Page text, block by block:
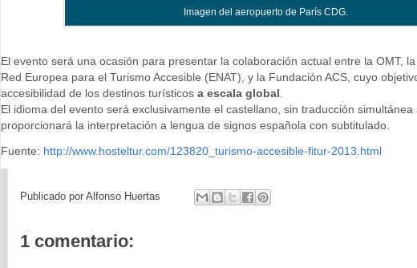
Imagen del aeropuerto de París CDG.
El evento será una ocasión para presentar la colaboración actual entre la OMT,
Red Europea para el Turismo Accesible (ENAT), y la Fundación ACS, cuyo
accesibilidad de los destinos turísticos a escala global
El idioma del evento será exclusivamente el castellano, sin traducción simultánea
proporcionará la interpretación a lengua de signos española con subtitulado.
Fuente: http://www.hosteltur.com/123820_turismo-accesible-fitur-2013.html
Publicado por Alfonso Huertas
1 comentario: